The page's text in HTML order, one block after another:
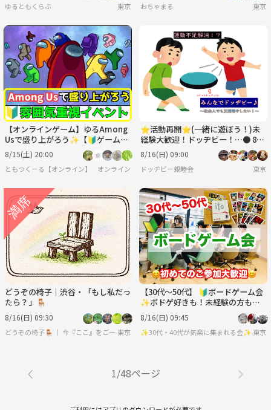
ゆるともくらぶ 東京 おちゃまる 東京
【オンラインゲーム】ゆるAmong
Usで盛り上がろう✨【🔰ゲーム初
心者歓迎】
8/15(土) 20:00
ともつくーる【オンライン】 オンライン
⭐︎活動再開⭐︎(一緒に遊ぼう！)未
経験大歓迎！ドッヂビー！…● 8月
16日(日)9:00〜
8/16(日) 09:00
ドッヂビー親睦会 東京
どうぞの椅子｜渋谷・「もし私だっ
たら？」🪑
8/16(日) 09:30
どうぞの椅子🪑 ｜ 今『ここ』をご一緒に。
東京
【30代〜50代】 🔰ボードゲーム会
✨ボドゲ好きも！未経験の方も！
難しいルールは一切なし🙆‍♀️
8/16(日) 09:45
✨30代・40代が気楽に集まれる会✨ 東京
1/48ページ